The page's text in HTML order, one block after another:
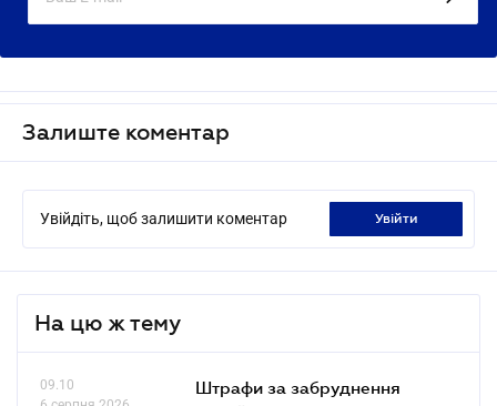
Залиште коментар
Увійдіть, щоб залишити коментар увійти
На цю ж тему
09.10
Штрафи за забруднення